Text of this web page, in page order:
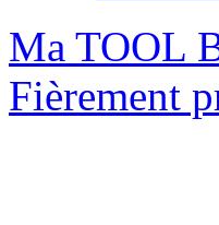
Ma TOOL
Fièrement